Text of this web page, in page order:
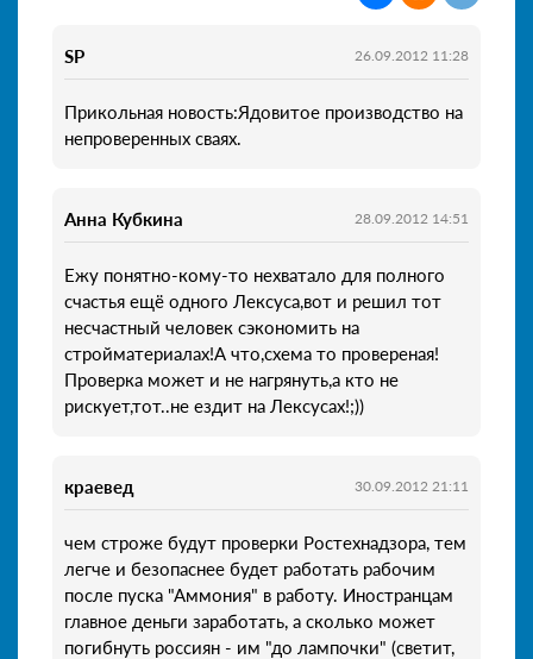
SP 26.09.2012 11:28
Прикольная новость:Ядовитое производство на
непроверенных сваях.
Анна Кубкина 28.09.2012 14:51
Ежу понятно-кому-то нехватало для полного
счастья ещё одного Лексуса,вот и решил тот
несчастный человек сэкономить на
стройматериалах!А что,схема то провереная!
Проверка может и не нагрянуть,а кто не
рискует,тот..не ездит на Лексусах!;))
краевед 30.09.2012 21:11
чем строже будут проверки Ростехнадзора, тем
легче и безопаснее будет работать рабочим
после пуска "Аммония" в работу. Иностранцам
главное деньги заработать, а сколько может
погибнуть россиян - им "до лампочки" (светит,